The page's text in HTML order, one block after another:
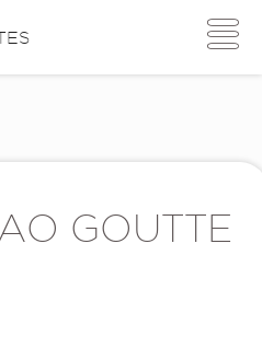
Toggle
GOUTTE